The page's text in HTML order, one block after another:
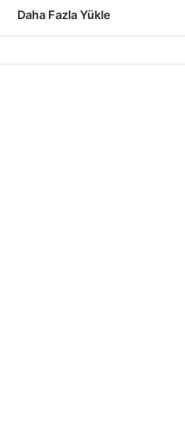
Daha Fazla Yükle